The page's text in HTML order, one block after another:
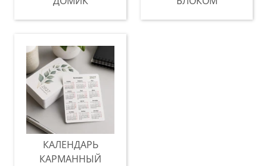
КАЛЕНДАРЬ
КАРМАННЫЙ